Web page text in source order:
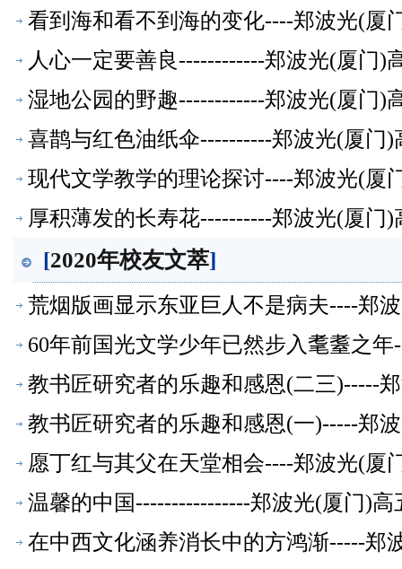
看到海和看不到海的变化----郑波光(厦
人心一定要善良------------郑波光(厦门)
湿地公园的野趣------------郑波光(厦门)
喜鹊与红色油纸伞----------郑波光(厦门
现代文学教学的理论探讨----郑波光(厦
厚积薄发的长寿花----------郑波光(厦门
[2020年校友文萃]
荒烟版画显示东亚巨人不是病夫----郑
60年前国光文学少年已然步入耄耋之
教书匠研究者的乐趣和感恩(二三)-----
教书匠研究者的乐趣和感恩(一)-----郑
愿丁红与其父在天堂相会----郑波光(厦
温馨的中国----------------郑波光(厦门)高
在中西文化涵养消长中的方鸿渐-----郑